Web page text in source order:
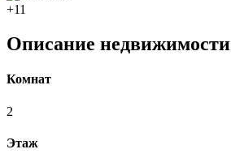
+11
Описание недвижимости
Комнат
2
Этаж